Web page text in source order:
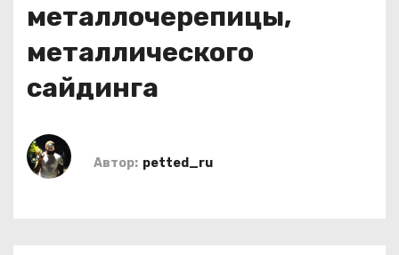
металлочерепицы,
металлического
сайдинга
Автор: petted_ru